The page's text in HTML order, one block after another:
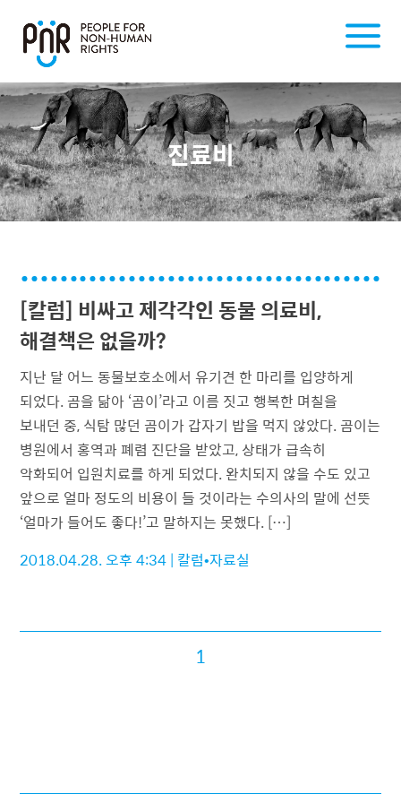
진료비
[칼럼] 비싸고 제각각인 동물 의료비,
해결책은 없을까?
지난 달 어느 동물보호소에서 유기견 한 마리를 입양하게
되었다. 곰을 닮아 ‘곰이’라고 이름 짓고 행복한 며칠을
보내던 중, 식탐 많던 곰이가 갑자기 밥을 먹지 않았다. 곰이는
병원에서 홍역과 폐렴 진단을 받았고, 상태가 급속히
악화되어 입원치료를 하게 되었다. 완치되지 않을 수도 있고
앞으로 얼마 정도의 비용이 들 것이라는 수의사의 말에 선뜻
‘얼마가 들어도 좋다!’고 말하지는 못했다. […]
2018.04.28. 오후 4:34 | 칼럼•자료실
1